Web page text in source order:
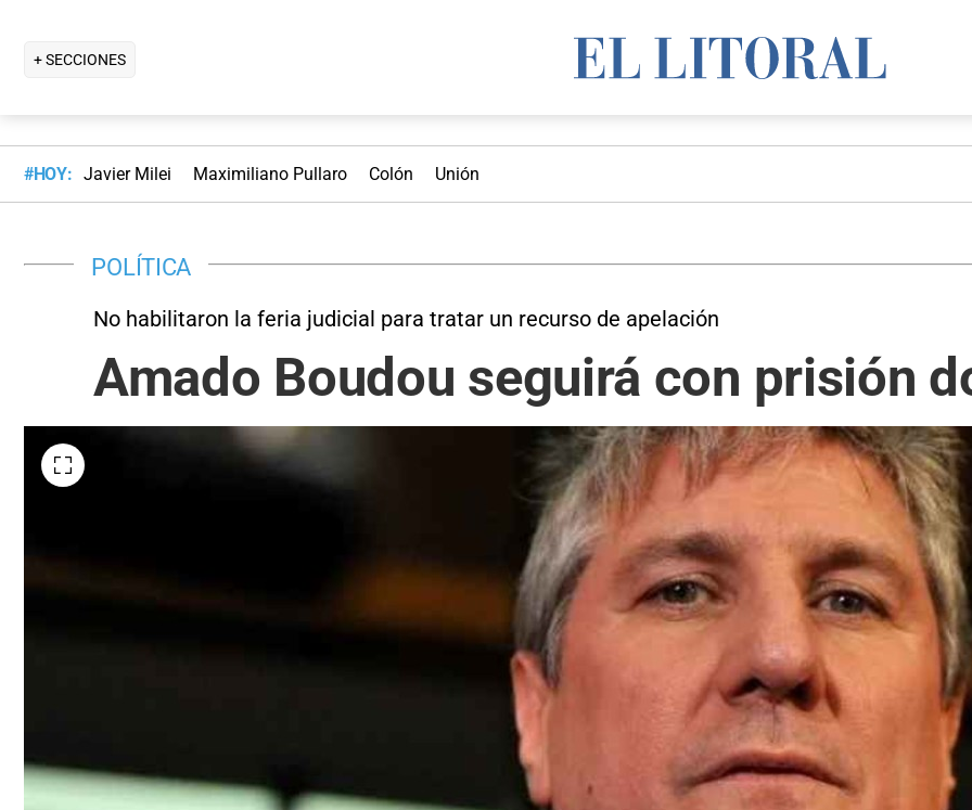
+ SECCIONES
#HOY: Javier Milei Maximiliano Pullaro Colón Unión
POLÍTICA
No habilitaron la feria judicial para tratar un recurso de apelación
Amado Boudou seguirá con prisión